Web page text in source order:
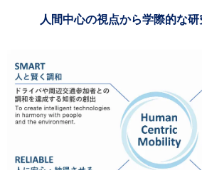
人間中心の視点から学際的な